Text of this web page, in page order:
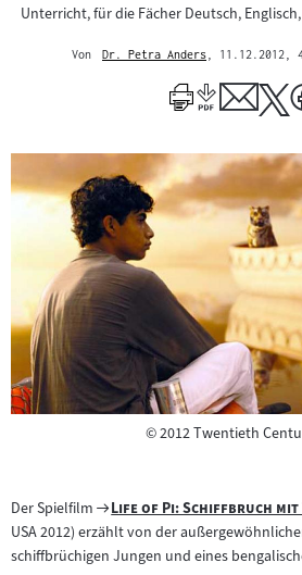
Unterricht, für die Fächer Deutsch,
Von
Dr. Petra Anders
Author
, 11.12.2012 ,
©Copyright
2012 Twentieth
Der Spielfilm
Zum
Filmarchiv:
"
Life of Pi: Schiffbruch mit
USA 2012) erzählt von der
schiffbrüchigen Jungen und eines